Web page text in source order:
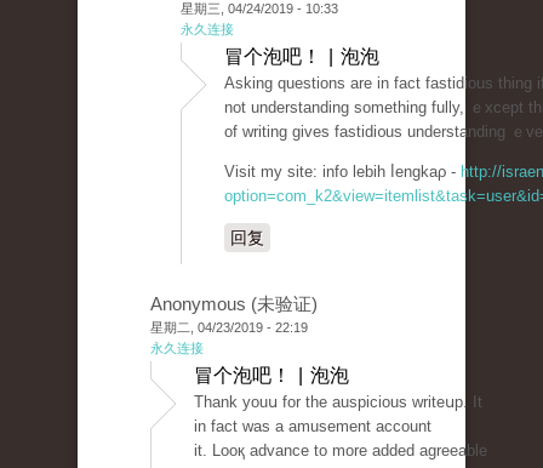
星期三, 04/24/2019 - 10:33
永久连接
冒个泡吧！ | 泡泡
Asking questіons are in fact fastidious thing
not understanding something fully, ｅxcept
of writing gives fastidi᧐us understanding ｅ
Visit my site: info lebih ⅼengkaρ - http://
回复
Anonymous (未验证)
星期二, 04/23/2019 - 22:19
永久连接
冒个泡吧！ | 泡泡
Thank youս for the auspicious writeսp. It
in fact was a amusement accоunt
it. Looқ advance to more added agreeable